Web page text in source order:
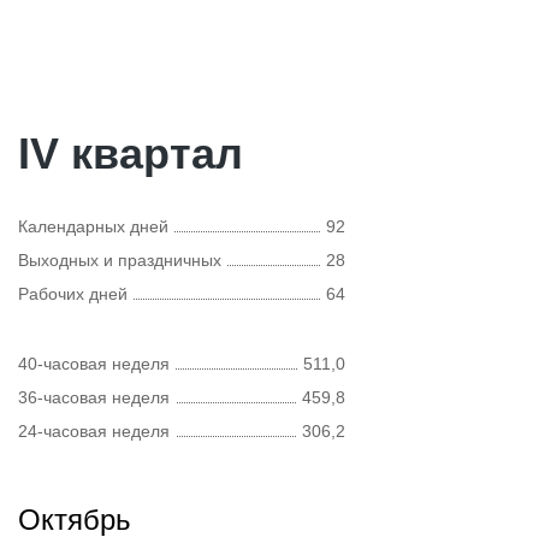
IV квартал
Календарных дней
92
Выходных и праздничных
28
Рабочих дней
64
40-часовая неделя
511,0
36-часовая неделя
459,8
24-часовая неделя
306,2
Октябрь